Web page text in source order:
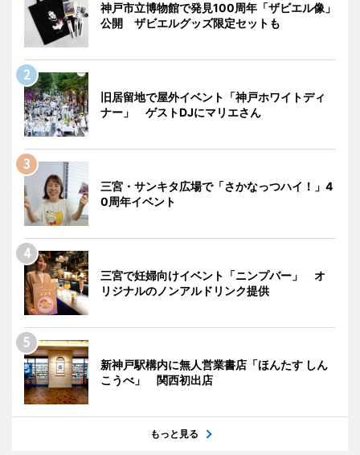
神戸市立博物館で発見100周年「ザビエル像」
公開 ザビエルグッズ限定セットも
旧居留地で屋外イベント「神戸ホワイトディ
ナー」 ゲストDJにマリエさん
三宮・サンキタ広場で「さかなっつハイ！」4
0周年イベント
三宮で妊婦向けイベント「ニンプバー」 オ
リジナルのノンアルドリンク提供
新神戸駅構内に無人営業書店「ほんたす しん
こうべ」 関西初出店
もっと見る